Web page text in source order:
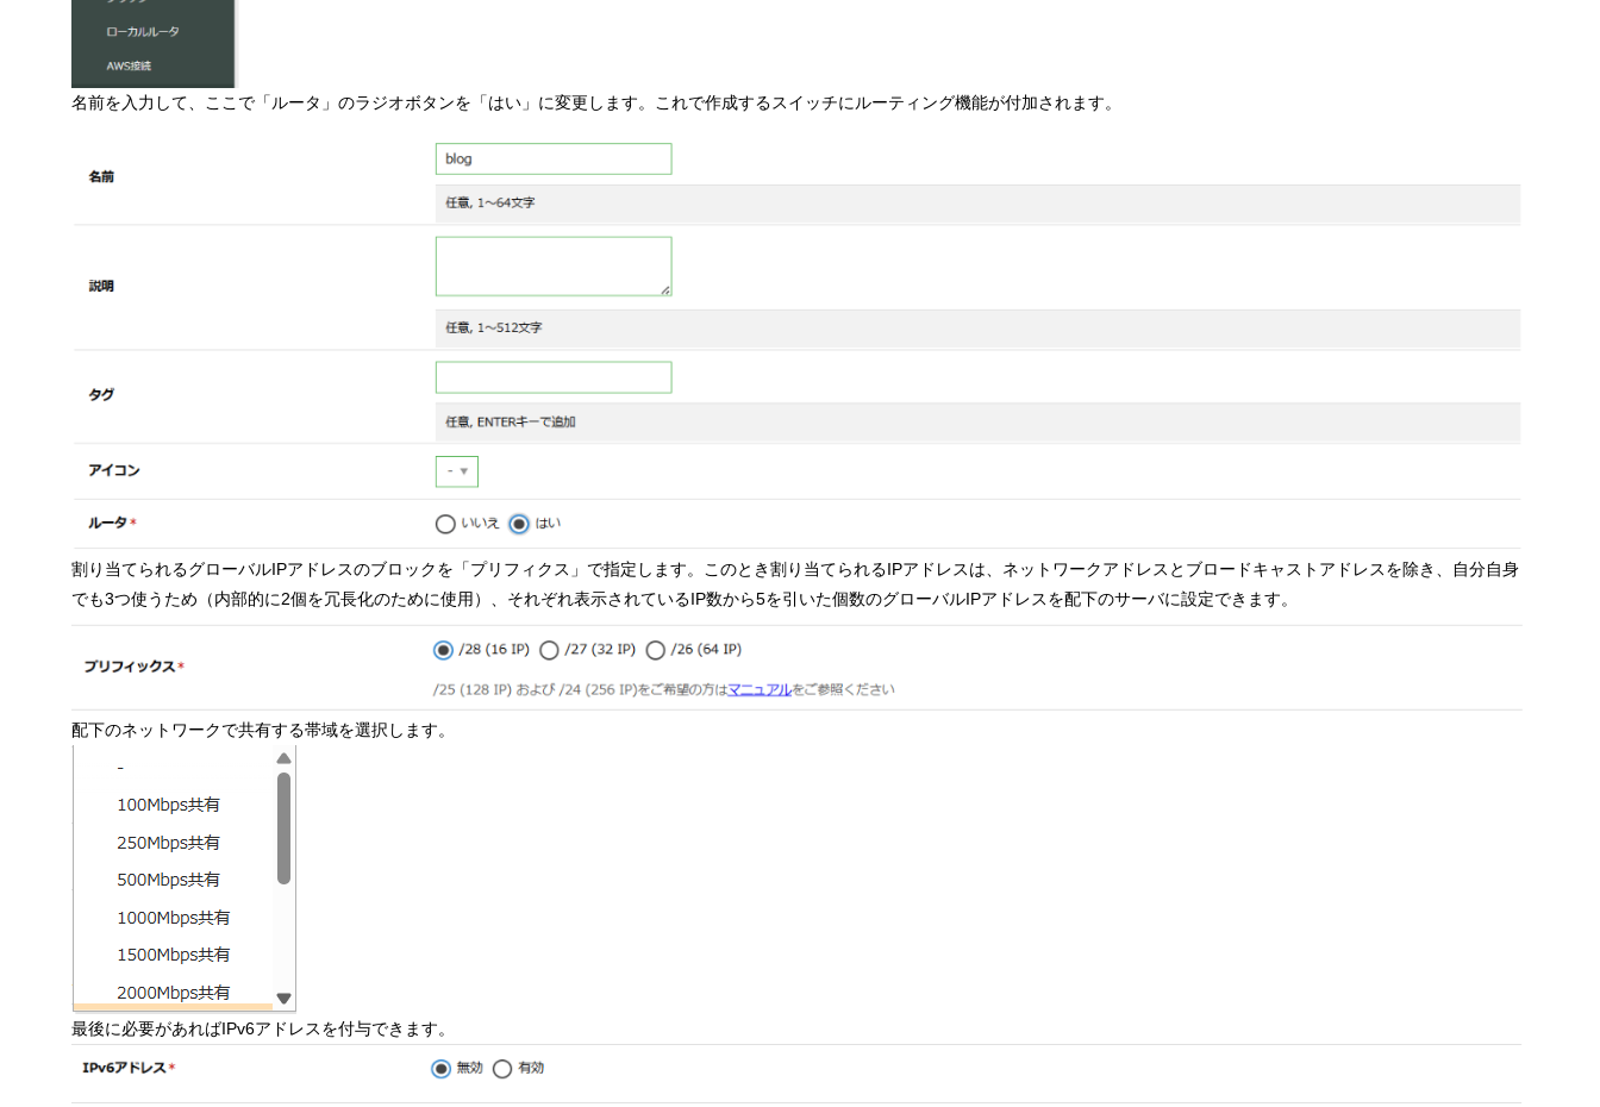
名前を入力して、ここで「ルータ」のラジオボタンを「はい」に変更します。これで作成するスイッチにルーティング機能が付加されます。
割り当てられるグローバルIPアドレスのブロックを「プリフィクス」で指定します。このとき割り当てられるIPアドレスは、ネットワークアドレスとブロードキャストアドレスを除き、自分自身
でも3つ使うため（内部的に2個を冗長化のために使用）、それぞれ表示されているIP数から5を引いた個数のグローバルIPアドレスを配下のサーバに設定できます。
配下のネットワークで共有する帯域を選択します。
最後に必要があればIPv6アドレスを付与できます。